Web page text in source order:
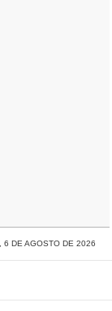
6 DE AGOSTO DE 2026